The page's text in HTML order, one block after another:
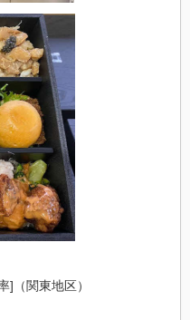
（関東地区）